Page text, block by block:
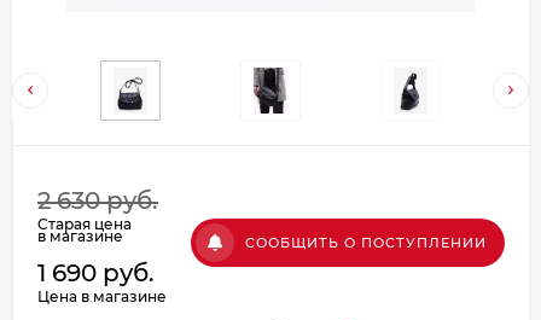
2 630 руб.
Старая цена
в магазине
1 690 руб.
Цена в магазине
СООБЩИТЬ О ПОСТУПЛЕНИИ
Получайте товар
выбранный способом
списываться
по25 каждые 2 недели